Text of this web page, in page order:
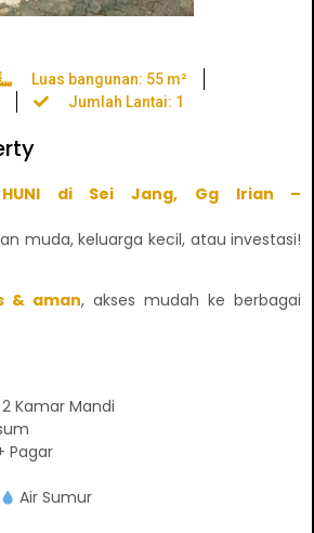
Luas bangunan: 55 m²
Jumlah Lantai: 1
HUNI di Sei Jang, Gg Irian –
muda, keluarga kecil, atau investasi!
& aman, akses mudah ke berbagai
2 Kamar Mandi
Pagar
Air Sumur